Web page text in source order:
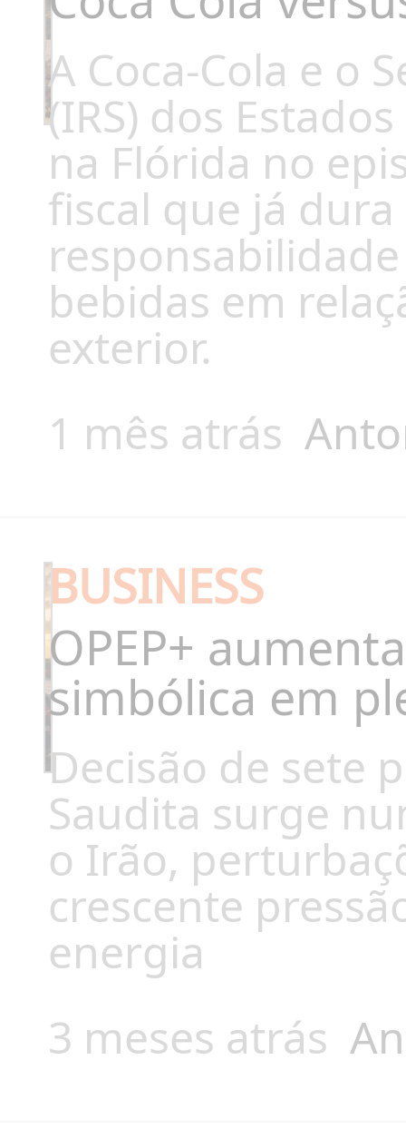
A Coca-Cola e o
(IRS) dos
na Flórida no
fiscal que já
bebidas em
exterior.
1 mês atrás
BUSINESS
OPEP+
simbólica em
Decisão de sete
Saudita surge
o Irão,
crescente
energia
3 meses atrás